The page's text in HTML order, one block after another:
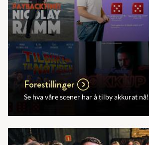
Forestillinger
Se hva våre scener har å tilby akkurat nå!